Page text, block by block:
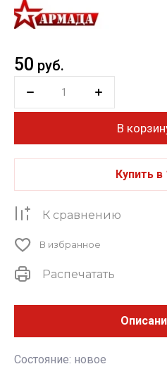
50 руб.
В
Купить в
К сравнению
В избранное
Распечатать
Состояние: новое